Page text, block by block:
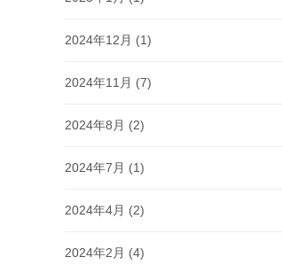
2024年12月 (1)
2024年11月 (7)
2024年8月 (2)
2024年7月 (1)
2024年4月 (2)
2024年2月 (4)